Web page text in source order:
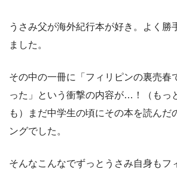
うさみ父が海外紀行本が好き。よく勝
ました。
その中の一冊に「フィリピンの裏売春
った」という衝撃の内容が…！（もっ
も）まだ中学生の頃にその本を読んだ
ングでした。
そんなこんなでずっとうさみ自身もフ